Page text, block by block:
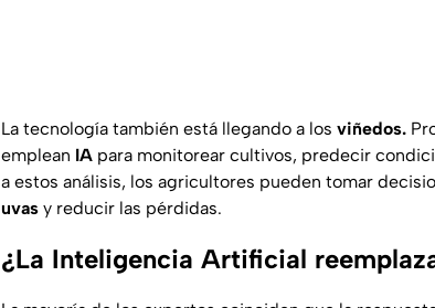
La tecnología también está llegando a los viñedos.
emplean IA para monitorear cultivos, predecir
a estos análisis, los agricultores pueden tomar
uvas y reducir las pérdidas.
¿La Inteligencia Artificial